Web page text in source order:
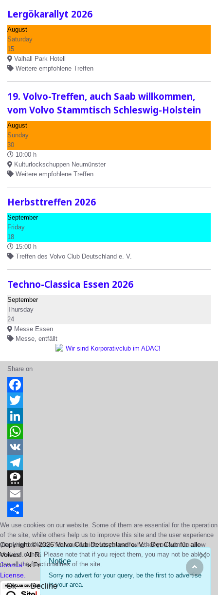
Lergökarallyt 2026
August
Saturday
15
Valhall Park Hotell
Weitere empfohlene Treffen
19. Volvo-Treffen, auch Saab willkommen,
vom Volvo Stammtisch Schleswig-Holstein
August
Sunday
30
10:00 h
Kulturlockschuppen Neumünster
Weitere empfohlene Treffen
Herbsttreffen 2026
September
Friday
18
15:00 h
Treffen des Volvo Club Deutschland e. V.
Techno-Classica Essen 2026
September
Thursday
24
Messe Essen
Messe, entfällt
Notice
Sorry no advert for your query, be the first to advertise
in your area.
Share on
Facebook
Twitter
LinkedIn
WhatsApp
VK
Telegram
Threema
Email
Share
Copyright © 2026 Volvo Club Deutschland e. V. - Der Club für alle
Volvos!. All Rights Reserved.
Joomla!is Free Software released under the
GNU General Public
License.
We use cookies on our website. Some of them are essential for the operation
of the site, while others help us to improve this site and the user experience
(tracking cookies). You can decide for yourself whether you want to allow
cookies or not. Please note that if you reject them, you may not be able to
use all the functionalities of the site.
Ok Decline